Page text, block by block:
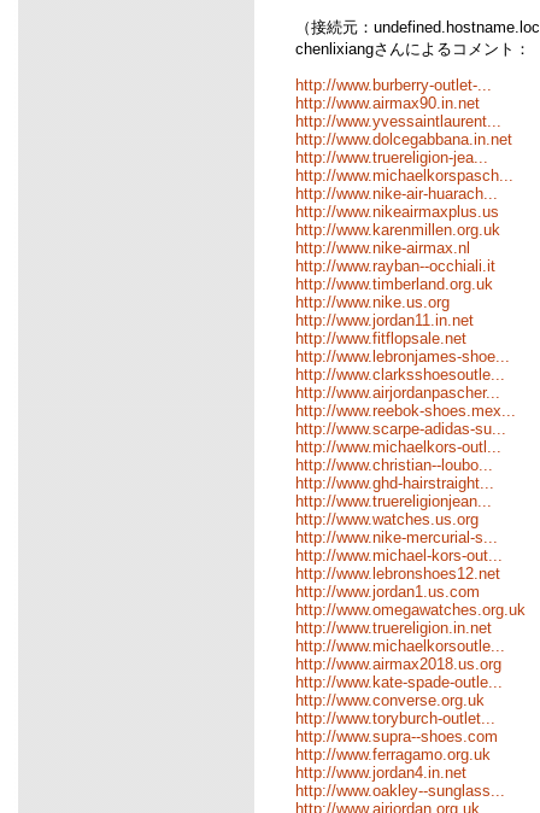
（接続元：
chenlixiangさんによるコメント：
http://www.burberry-outlet-...
http://www.airmax90.in.net
http://www.yvessaintlaurent...
http://www.dolcegabbana.in.net
http://www.truereligion-jea...
http://www.michaelkorspasch...
http://www.nike-air-huarach...
http://www.nikeairmaxplus.us
http://www.karenmillen.org.uk
http://www.nike-airmax.nl
http://www.rayban--occhiali.it
http://www.timberland.org.uk
http://www.nike.us.org
http://www.jordan11.in.net
http://www.fitflopsale.net
http://www.lebronjames-shoe...
http://www.clarksshoesoutle...
http://www.airjordanpascher...
http://www.reebok-shoes.mex...
http://www.scarpe-adidas-su...
http://www.michaelkors-outl...
http://www.christian--loubo...
http://www.ghd-hairstraight...
http://www.truereligionjean...
http://www.watches.us.org
http://www.nike-mercurial-s...
http://www.michael-kors-out...
http://www.lebronshoes12.net
http://www.jordan1.us.com
http://www.omegawatches.org.uk
http://www.truereligion.in.net
http://www.michaelkorsoutle...
http://www.airmax2018.us.org
http://www.kate-spade-outle...
http://www.converse.org.uk
http://www.toryburch-outlet...
http://www.supra--shoes.com
http://www.ferragamo.org.uk
http://www.jordan4.in.net
http://www.oakley--sunglass...
http://www.airjordan.org.uk